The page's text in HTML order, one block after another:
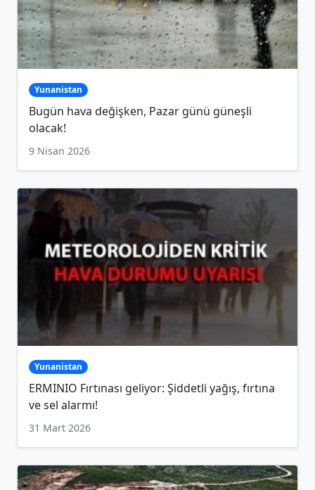
Yunanistan
Bugün hava değişken, Pazar günü güneşli
olacak!
9 Nisan 2026
Yunanistan
ERMINIO Fırtınası geliyor: Şiddetli yağış, fırtına
ve sel alarmı!
31 Mart 2026